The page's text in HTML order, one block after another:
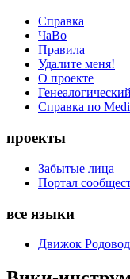
Справка
ЧаВо
Правила
Удалите меня!
О проекте
Справка по
проекты
Забытые лица
Портал
все языки
Движок